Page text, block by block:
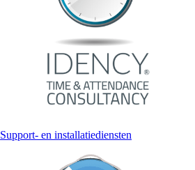
Support- en installatiediensten